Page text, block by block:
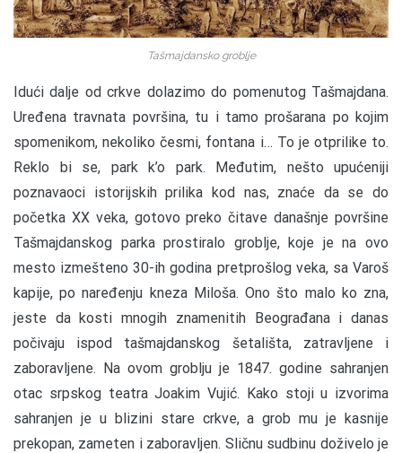
Tašmajdansko groblje
Idući dalje od crkve dolazimo do pomenutog Tašmajdana.
Uređena travnata površina, tu i tamo prošarana po kojim
spomenikom, nekoliko česmi, fontana i… To je otprilike to.
Reklo bi se, park k’o park. Međutim, nešto upućeniji
poznavaoci istorijskih prilika kod nas, znaće da se do
početka XX veka, gotovo preko čitave današnje površine
Tašmajdanskog parka prostiralo groblje, koje je na ovo
mesto izmešteno 30-ih godina pretprošlog veka, sa Varoš
kapije, po naređenju kneza Miloša. Ono što malo ko zna,
jeste da kosti mnogih znamenitih Beograđana i danas
počivaju ispod tašmajdanskog šetališta, zatravljene i
zaboravljene. Na ovom groblju je 1847. godine sahranjen
otac srpskog teatra Joakim Vujić. Kako stoji u izvorima
sahranjen je u blizini stare crkve, a grob mu je kasnije
prekopan, zameten i zaboravljen. Sličnu sudbinu doživelo je